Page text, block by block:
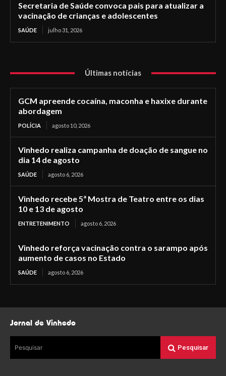
Secretaria de Saúde convoca pais para atualizar a
vacinação de crianças e adolescentes
SAÚDE julho 31, 2026
Últimas notícias
GCM apreende cocaína, maconha e haxixe durante
abordagem
POLÍCIA agosto 10, 2026
Vinhedo realiza campanha de doação de sangue no
dia 14 de agosto
SAÚDE agosto 6, 2026
Vinhedo recebe 5ª Mostra de Teatro entre os dias
10 e 13 de agosto
ENTRETENIMENTO agosto 6, 2026
Vinhedo reforça vacinação contra o sarampo após
aumento de casos no Estado
SAÚDE agosto 6, 2026
Jornal de Vinhedo
Pesquisar Pesquisar